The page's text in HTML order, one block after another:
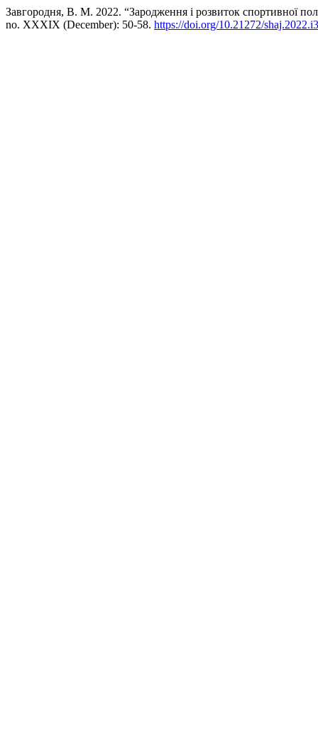
Завгородня, В. М. 2022. “Зародження і розвиток спортивної
no. XXXIX (December): 50-58. https://doi.org/10.21272/